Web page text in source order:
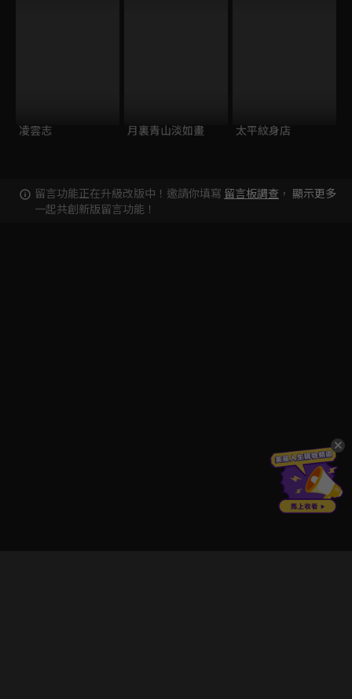
凌雲志 月裏青山淡如畫 太平紋身店
留言功能正在升級改版中！邀請你填寫 留言板調查 ，
一起共創新版留言功能！
顯示更多